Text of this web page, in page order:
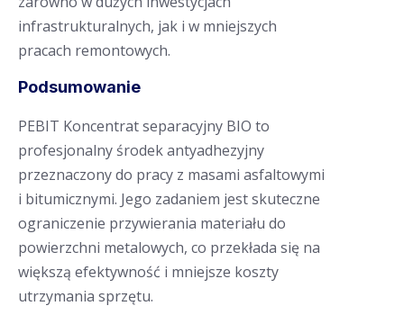
infrastrukturalnych, jak i w mniejszych
pracach remontowych.
Podsumowanie
PEBIT Koncentrat separacyjny BIO to
profesjonalny środek antyadhezyjny
przeznaczony do pracy z masami asfaltowymi
i bitumicznymi. Jego zadaniem jest skuteczne
ograniczenie przywierania materiału do
powierzchni metalowych, co przekłada się na
większą efektywność i mniejsze koszty
utrzymania sprzętu.